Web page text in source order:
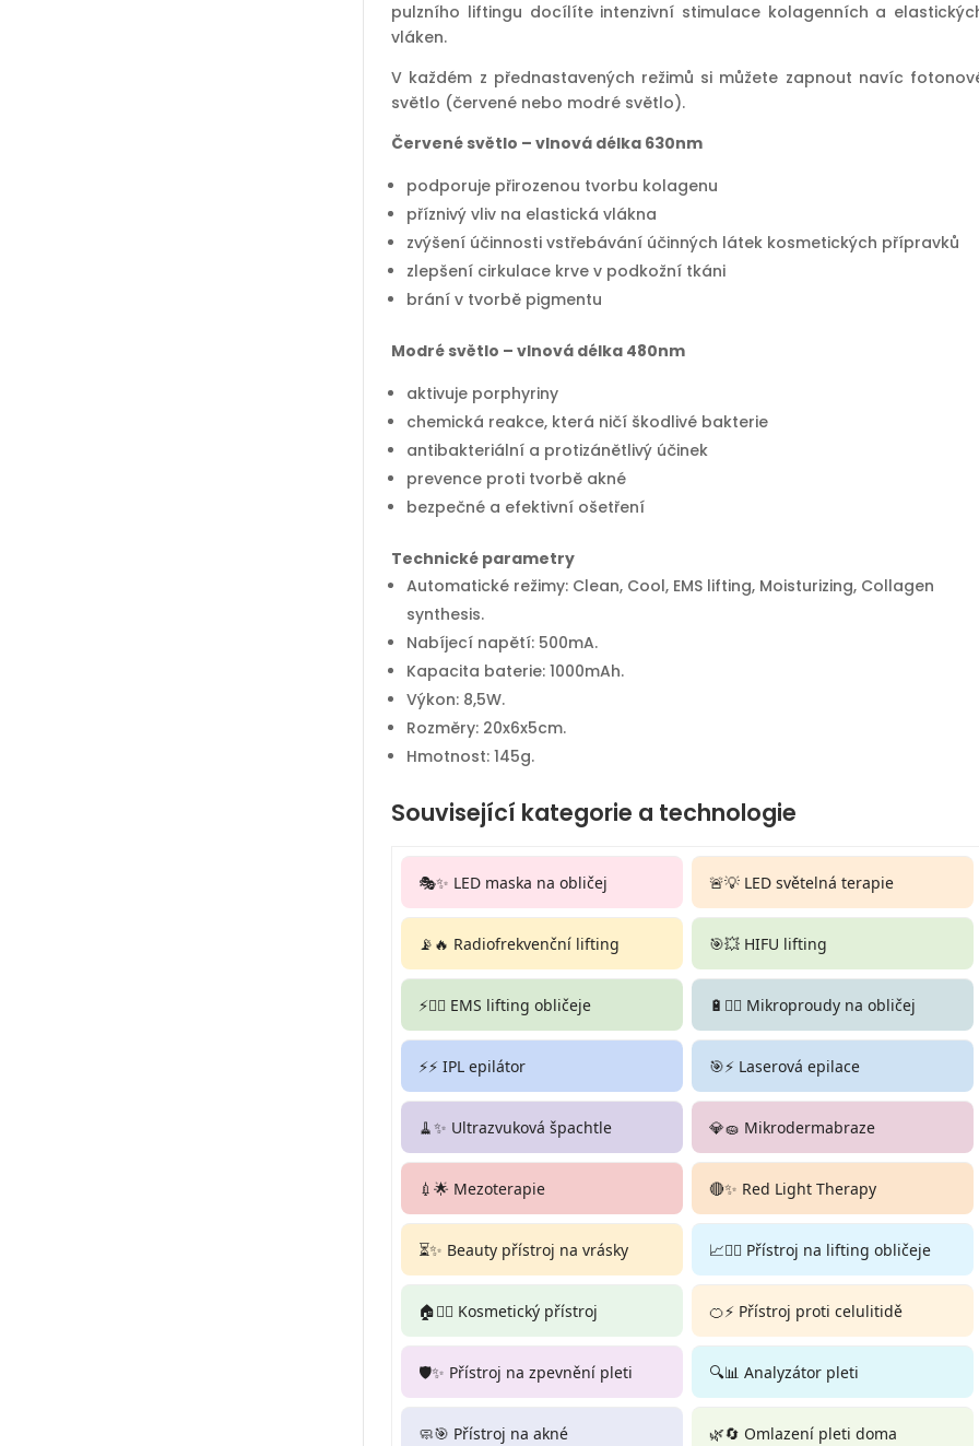
pulzního liftingu docílíte intenzivní stimulace kolagenních a
vláken.
V každém z přednastavených režimů si můžete zapnout navíc
světlo (červené nebo modré světlo).
Červené světlo – vlnová délka 630nm
podporuje přirozenou tvorbu kolagenu
příznivý vliv na elastická vlákna
zvýšení účinnosti vstřebávání účinných látek kosmetických přípravků
zlepšení cirkulace krve v podkožní tkáni
brání v tvorbě pigmentu
Modré světlo – vlnová délka 480nm
aktivuje porphyriny
chemická reakce, která ničí škodlivé bakterie
antibakteriální a protizánětlivý účinek
prevence proti tvorbě akné
bezpečné a efektivní ošetření
Technické parametry
Automatické režimy: Clean, Cool, EMS lifting, Moisturizing, Collagen
synthesis.
Nabíjecí napětí: 500mA.
Kapacita baterie: 1000mAh.
Výkon: 8,5W.
Rozměry: 20x6x5cm.
Hmotnost: 145g.
Související kategorie a technologie
🎭✨ LED maska na obličej 🚨💡 LED světelná terapie
📡🔥 Radiofrekvenční lifting 🎯💥 HIFU lifting
⚡🏋️‍♀️ EMS lifting obličeje 🔋💆‍♀️ Mikroproudy na obličej
⚡⚡ IPL epilátor 🎯⚡ Laserová epilace
🧹✨ Ultrazvuková špachtle 💎🧽 Mikrodermabraze
💉🌟 Mezoterapie 🔴✨ Red Light Therapy
⏳✨ Beauty přístroj na vrásky 📈💆‍♀️ Přístroj na lifting obličeje
🏠💆‍♀️ Kosmetický přístroj 🍊⚡ Přístroj proti celulitidě
🛡️✨ Přístroj na zpevnění pleti 🔍📊 Analyzátor pleti
🧼🎯 Přístroj na akné 🌿🔄 Omlazení pleti doma